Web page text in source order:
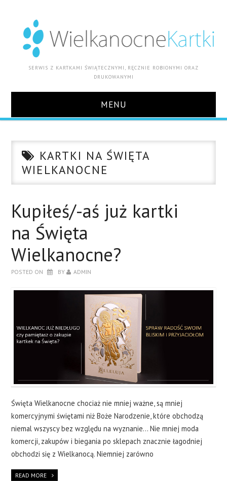
SERWIS Z KARTKAMI ŚWIĄTECZNYMI, RĘCZNIE ROBIONYMI ORAZ
DRUKOWANYMI
MENU
AKTUALNOŚCI
GDZIE ZAMÓWIĆ WIELKANOCNE
KARTKI ŚWIĄTECZNE DLA FIRMY
Z LOGO?
KARTKI NA ŚWIĘTA
WIELKANOCNE
Kupiłeś/-aś już kartki
na Święta
Wielkanocne?
POSTED ON BY ADMIN
Święta Wielkanocne chociaż nie mniej ważne, są mniej
komercyjnymi świętami niż Boże Narodzenie, które obchodzą
niemal wszyscy bez względu na wyznanie... Nie mniej moda
komercji, zakupów i biegania po sklepach znacznie łagodniej
obchodzi się z Wielkanocą. Niemniej zarówno
READ MORE